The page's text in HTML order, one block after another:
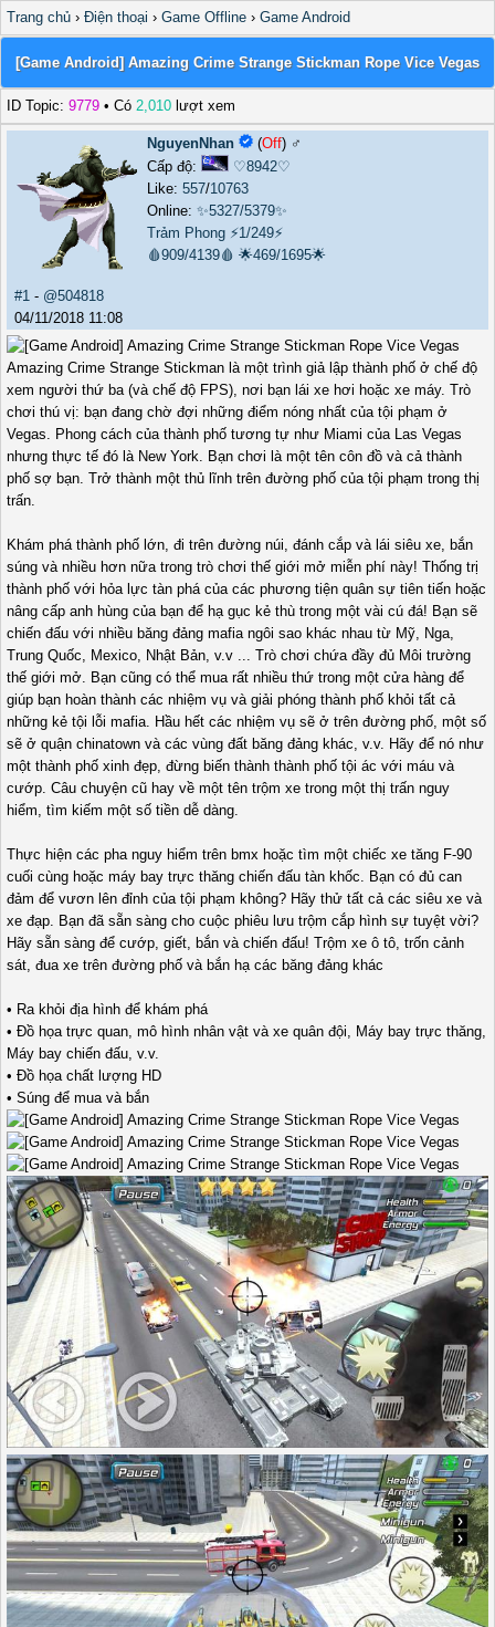
Trang chủ › Điện thoại › Game Offline › Game Android
[Game Android] Amazing Crime Strange Stickman Rope Vice Vegas
ID Topic: 9779 • Có 2,010 lượt xem
NguyenNhan (Off) ♂️
Cấp độ:
♡8942♡
Like:557/10763
Online:✨5327/5379✨
Trảm Phong ⚡1/249⚡
🩸909/4139🩸 🌟469/1695🌟
#1 - @504818
04/11/2018 11:08
Amazing Crime Strange Stickman là một trình giả lập thành phố ở chế độ
xem người thứ ba (và chế độ FPS), nơi bạn lái xe hơi hoặc xe máy. Trò
chơi thú vị: bạn đang chờ đợi những điểm nóng nhất của tội phạm ở
Vegas. Phong cách của thành phố tương tự như Miami của Las Vegas
nhưng thực tế đó là New York. Bạn chơi là một tên côn đồ và cả thành
phố sợ bạn. Trở thành một thủ lĩnh trên đường phố của tội phạm trong thị
trấn.
Khám phá thành phố lớn, đi trên đường núi, đánh cắp và lái siêu xe, bắn
súng và nhiều hơn nữa trong trò chơi thế giới mở miễn phí này! Thống trị
thành phố với hỏa lực tàn phá của các phương tiện quân sự tiên tiến hoặc
nâng cấp anh hùng của bạn để hạ gục kẻ thù trong một vài cú đá! Bạn sẽ
chiến đấu với nhiều băng đảng mafia ngôi sao khác nhau từ Mỹ, Nga,
Trung Quốc, Mexico, Nhật Bản, v.v ... Trò chơi chứa đầy đủ Môi trường
thế giới mở. Bạn cũng có thể mua rất nhiều thứ trong một cửa hàng để
giúp bạn hoàn thành các nhiệm vụ và giải phóng thành phố khỏi tất cả
những kẻ tội lỗi mafia. Hầu hết các nhiệm vụ sẽ ở trên đường phố, một số
sẽ ở quận chinatown và các vùng đất băng đảng khác, v.v. Hãy để nó như
một thành phố xinh đẹp, đừng biến thành thành phố tội ác với máu và
cướp. Câu chuyện cũ hay về một tên trộm xe trong một thị trấn nguy
hiểm, tìm kiếm một số tiền dễ dàng.
Thực hiện các pha nguy hiểm trên bmx hoặc tìm một chiếc xe tăng F-90
cuối cùng hoặc máy bay trực thăng chiến đấu tàn khốc. Bạn có đủ can
đảm để vươn lên đỉnh của tội phạm không? Hãy thử tất cả các siêu xe và
xe đạp. Bạn đã sẵn sàng cho cuộc phiêu lưu trộm cắp hình sự tuyệt vời?
Hãy sẵn sàng để cướp, giết, bắn và chiến đấu! Trộm xe ô tô, trốn cảnh
sát, đua xe trên đường phố và bắn hạ các băng đảng khác
• Ra khỏi địa hình để khám phá
• Đồ họa trực quan, mô hình nhân vật và xe quân đội, Máy bay trực thăng,
Máy bay chiến đấu, v.v.
• Đồ họa chất lượng HD
• Súng để mua và bắn